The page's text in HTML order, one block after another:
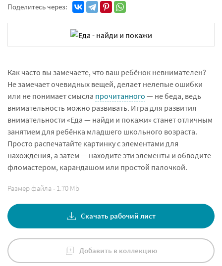
Поделитесь через:
Как часто вы замечаете, что ваш ребёнок невнимателен?
Не замечает очевидных вещей, делает нелепые ошибки
или не понимает смысла прочитанного — не беда, ведь
внимательность можно развивать. Игра для развития
внимательности «Еда — найди и покажи» станет отличным
занятием для ребёнка младшего школьного возраста.
Просто распечатайте картинку с элементами для
нахождения, а затем — находите эти элементы и обводите
фломастером, карандашом или простой палочкой.
Размер файла - 1.70 Mb
Скачать рабочий лист
Добавить в коллекцию